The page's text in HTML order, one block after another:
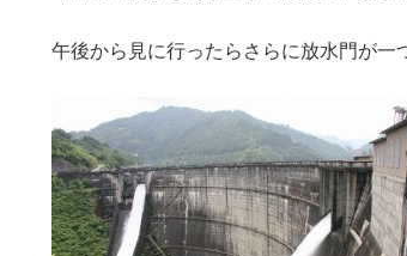
午後から見に行ったらさらに放水門が一